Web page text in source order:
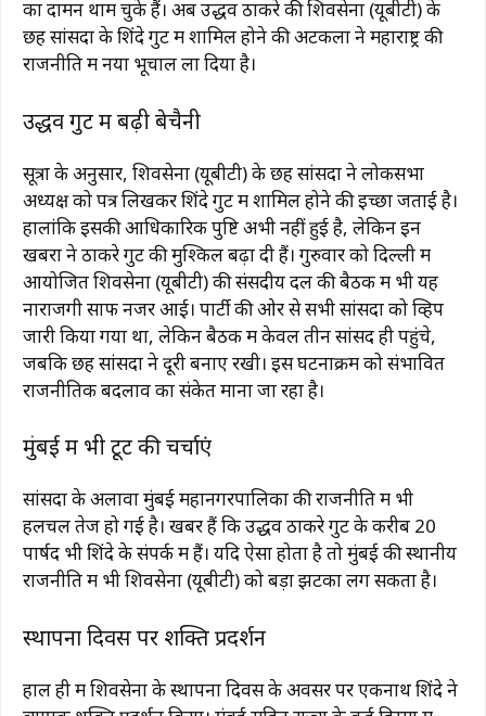
का दामन थाम चुके हैं। अब उद्धव ठाकरे की शिवसेना (यूबीटी) के
छह सांसदों के शिंदे गुट में शामिल होने की अटकलों ने महाराष्ट्र की
राजनीति में नया भूचाल ला दिया है।
उद्धव गुट में बढ़ी बेचैनी
सूत्रों के अनुसार, शिवसेना (यूबीटी) के छह सांसदों ने लोकसभा
अध्यक्ष को पत्र लिखकर शिंदे गुट में शामिल होने की इच्छा जताई है।
हालांकि इसकी आधिकारिक पुष्टि अभी नहीं हुई है, लेकिन इन
खबरों ने ठाकरे गुट की मुश्किलें बढ़ा दी हैं। गुरुवार को दिल्ली में
आयोजित शिवसेना (यूबीटी) की संसदीय दल की बैठक में भी यह
नाराजगी साफ नजर आई। पार्टी की ओर से सभी सांसदों को व्हिप
जारी किया गया था, लेकिन बैठक में केवल तीन सांसद ही पहुंचे,
जबकि छह सांसदों ने दूरी बनाए रखी। इस घटनाक्रम को संभावित
राजनीतिक बदलाव का संकेत माना जा रहा है।
मुंबई में भी टूट की चर्चाएं
सांसदों के अलावा मुंबई महानगरपालिका की राजनीति में भी
हलचल तेज हो गई है। खबरें हैं कि उद्धव ठाकरे गुट के करीब 20
पार्षद भी शिंदे के संपर्क में हैं। यदि ऐसा होता है तो मुंबई की स्थानीय
राजनीति में भी शिवसेना (यूबीटी) को बड़ा झटका लग सकता है।
स्थापना दिवस पर शक्ति प्रदर्शन
हाल ही में शिवसेना के स्थापना दिवस के अवसर पर एकनाथ शिंदे ने